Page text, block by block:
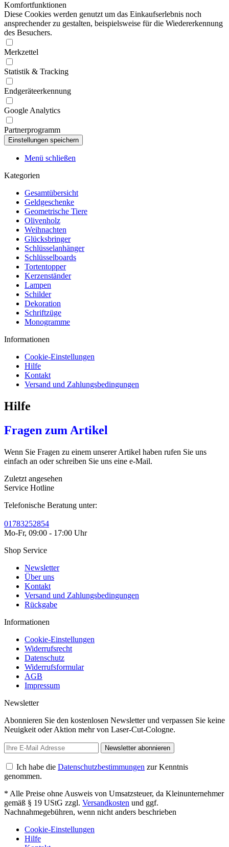
Komfortfunktionen
Diese Cookies werden genutzt um das Einkaufserlebnis noch
ansprechender zu gestalten, beispielsweise für die Wiedererkennung
des Besuchers.
Merkzettel
Statistik & Tracking
Endgeräteerkennung
Google Analytics
Partnerprogramm
Menü schließen
Kategorien
Gesamtübersicht
Geldgeschenke
Geometrische Tiere
Olivenholz
Weihnachten
Glücksbringer
Schlüsselanhänger
Schlüsselboards
Tortentopper
Kerzenständer
Lampen
Schilder
Dekoration
Schriftzüge
Monogramme
Informationen
Cookie-Einstellungen
Hilfe
Kontakt
Versand und Zahlungsbedingungen
Hilfe
Fragen zum Artikel
Wenn Sie Fragen zu einem unserer Artikel haben rufen Sie uns
einfach an oder schreiben Sie uns eine e-Mail.
Zuletzt angesehen
Service Hotline
Telefonische Beratung unter:
01783252854
Mo-Fr, 09:00 - 17:00 Uhr
Shop Service
Newsletter
Über uns
Kontakt
Versand und Zahlungsbedingungen
Rückgabe
Informationen
Cookie-Einstellungen
Widerrufsrecht
Datenschutz
Widerrufsformular
AGB
Impressum
Newsletter
Abonnieren Sie den kostenlosen Newsletter und verpassen Sie keine
Neuigkeit oder Aktion mehr von Laser-Cut-Cologne.
Newsletter abonnieren
Ich habe die Datenschutzbestimmungen zur Kenntnis
genommen.
* Alle Preise ohne Ausweis von Umsatzsteuer, da Kleinunternehmer
gemäß § 19 UStG zzgl. Versandkosten und ggf.
Nachnahmegebühren, wenn nicht anders beschrieben
Cookie-Einstellungen
Hilfe